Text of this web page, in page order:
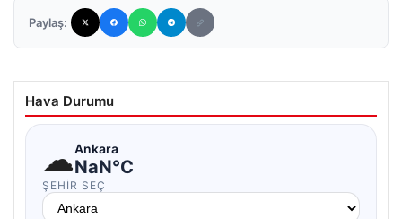
Paylaş:
Hava Durumu
☁Ankara
NaN°C
ŞEHIR SEÇ